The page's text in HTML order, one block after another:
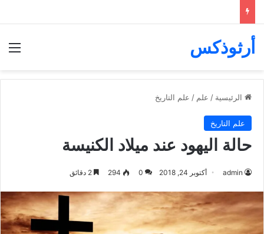
أرثوذكس
الرئيسية / علم / علم التاريخ
علم التاريخ
حالة اليهود عند ميلاد الكنيسة
admin أكتوبر 24, 2018 0
294